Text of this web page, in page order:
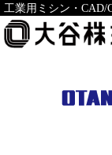
工業用ミシン・CAD/